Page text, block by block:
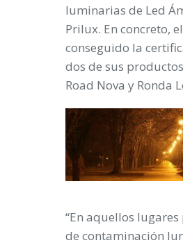
luminarias de Led
Prilux. En concreto,
conseguido la
dos de sus
Road Nova y Ronda
“En aquellos
de contaminación